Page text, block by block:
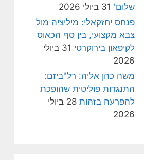
שלום' 31 ביולי 2026
פנחס יחזקאלי: מיליציה מול
צבא מקצועי, בין סף הכאוס
לקיפאון בירוקרטי
31 ביולי
2026
משה כהן אליה: רל"ביזם:
התנגדות פוליטית שהופכת
להפרעה בזהות
28 ביולי
2026